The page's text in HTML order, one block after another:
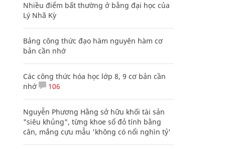
Nhiều điểm bất thường ở bằng đại học của
Lý Nhã Kỳ
Bảng công thức đạo hàm nguyên hàm cơ
bản cần nhớ
Các công thức hóa học lớp 8, 9 cơ bản cần
nhớ
106
Nguyễn Phương Hằng sở hữu khối tài sản
"siêu khủng", từng khoe sổ đỏ tính bằng
cân, mắng cựu mẫu 'không có nổi nghìn tỷ'